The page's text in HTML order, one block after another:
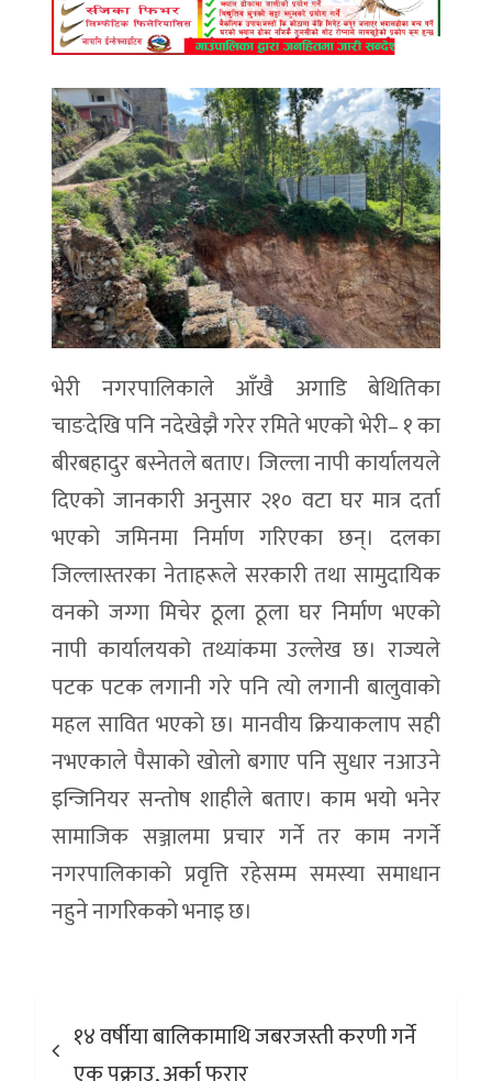
भेरी नगरपालिकाले आँखै अगाडि बेथितिका
चाङदेखि पनि नदेखेझै गरेर रमिते भएको भेरी– १ का
बीरबहादुर बस्नेतले बताए। जिल्ला नापी कार्यालयले
दिएको जानकारी अनुसार २१० वटा घर मात्र दर्ता
भएको जमिनमा निर्माण गरिएका छन्। दलका
जिल्लास्तरका नेताहरूले सरकारी तथा सामुदायिक
वनको जग्गा मिचेर ठूला ठूला घर निर्माण भएको
नापी कार्यालयको तथ्यांकमा उल्लेख छ। राज्यले
पटक पटक लगानी गरे पनि त्यो लगानी बालुवाको
महल सावित भएको छ। मानवीय क्रियाकलाप सही
नभएकाले पैसाको खोलो बगाए पनि सुधार नआउने
इन्जिनियर सन्तोष शाहीले बताए। काम भयो भनेर
सामाजिक सञ्जालमा प्रचार गर्ने तर काम नगर्ने
नगरपालिकाको प्रवृत्ति रहेसम्म समस्या समाधान
नहुने नागरिकको भनाइ छ।
navigation
१४ वर्षीया बालिकामाथि जबरजस्ती करणी गर्ने